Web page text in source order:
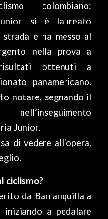
colombiano:
si è laureato
strada e ha messo al
nella prova a
ottenuti a
panamericano.
notare, segnando il
Junior.
di vedere all’opera,
ciclismo?
da Barranquilla a
iniziando a pedalare